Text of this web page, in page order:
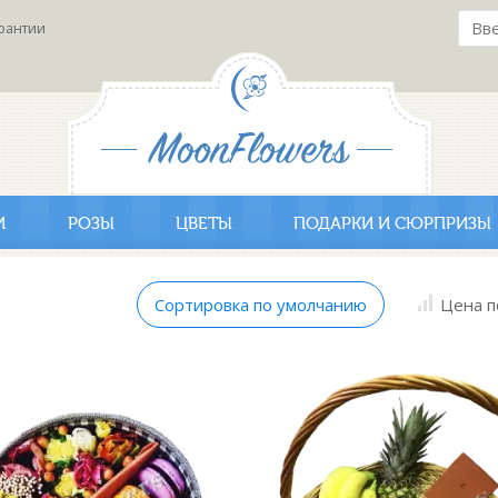
РОЗЫ ЦВЕТЫ ПОДАРКИ И СЮРПРИЗЫ
Сортировка по умолчанию Цена